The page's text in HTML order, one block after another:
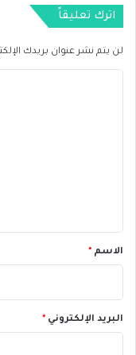
اترك تعليقاً
لن يتم نشر عنوان بريدك
*الاسم *
البريد الإلكتروني *